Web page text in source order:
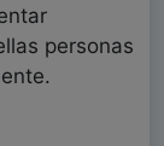
personas